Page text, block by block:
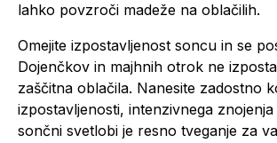
lahko povzroči madeže na oblačilih.
Omejite izpostavljenost soncu in se
Dojenčkov in majhnih otrok ne
zaščitna oblačila. Nanesite zadostno
izpostavljenosti, intenzivnega
sončni svetlobi je resno tveganje za